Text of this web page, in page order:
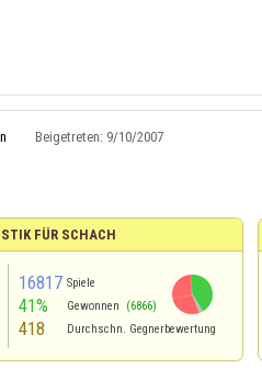
Beigetreten: 9/10/2007
FÜR SCHACH
16817 Spiele
41% Gewonnen (6866)
418 Durchschn. Gegnerbewertung